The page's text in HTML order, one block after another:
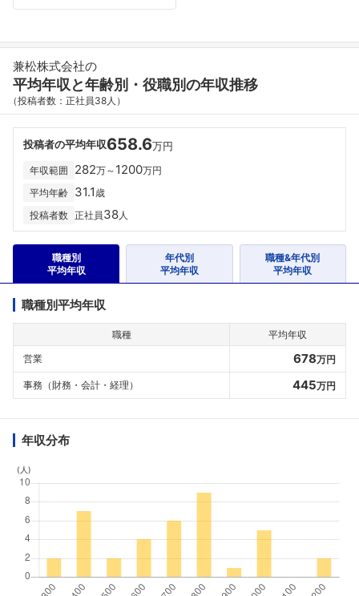
兼松株式会社の
平均年収と年齢別・役職別の年収推移
（投稿者数：正社員38人）
投稿者の平均年収658.6万円
年収範囲 282万～ 1200万円
平均年齢 31.1 歳
投稿者数 正社員38人
職種別
平均年収
年代別
平均年収
職種&年代別
平均年収
職種別平均年収
職種
平均年収
営業
678万円
事務（財務・会計・経理） 445万円
年収分布
(人)